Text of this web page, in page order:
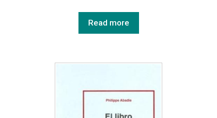
Read more